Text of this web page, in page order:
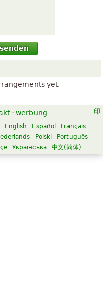
yet.
· werbung
English Español
Français
Polski
Português
Українська 中文(简体)